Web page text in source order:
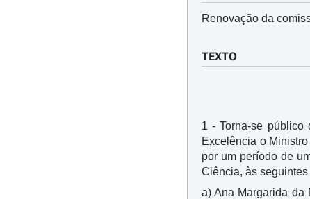
Renovação da
TEXTO
1 - Torna-se
Excelência o
por um período de
Ciência, às
a) Ana Margarida da